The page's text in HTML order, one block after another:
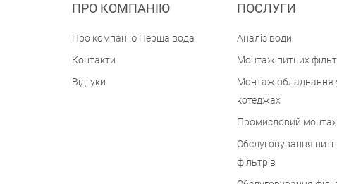
ПРО КОМПАНІЮ
Про компанію Перша вода
Контакти
Відгуки
ПОСЛУГИ
Аналіз води
Монтаж питних
Монтаж обладнання
котеджах
Промисловий
Обслуговування
фільтрів